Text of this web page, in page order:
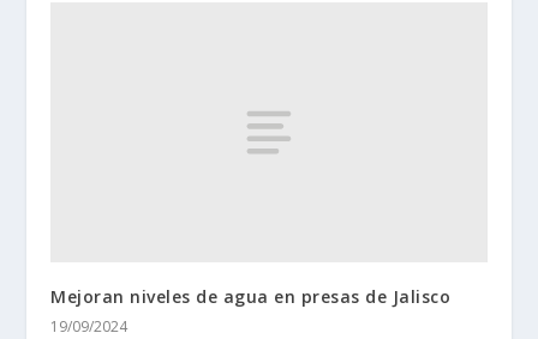
Mejoran niveles de agua en presas de Jalisco
19/09/2024